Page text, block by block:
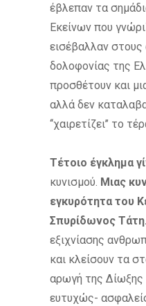
έβλεπαν τα
Εκείνων που
εισέβαλλαν
δολοφονίας της
προσθέτουν και
αλλά δεν
‘‘χαιρετίζει’’ το
Τέτοιο έγκλημα
κυνισμού. Μιας
εγκυρότητα του
Σπυρίδωνος Τάτη.
εξιχνίασης
και κλείσουν τα
αρωγή της Δίωξης
ευτυχώς-